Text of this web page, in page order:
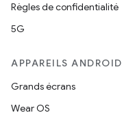
Règles de confidentialité
5G
APPAREILS ANDROID
Grands écrans
Wear OS